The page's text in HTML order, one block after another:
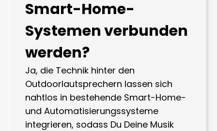
Smart-Home-
Systemen verbunden
werden?
Ja, die Technik hinter den
Outdoorlautsprechern lassen sich
nahtlos in bestehende Smart-Home-
und Automatisierungssysteme
integrieren, sodass Du Deine Musik